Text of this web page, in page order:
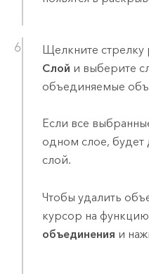
Щелкните стрелку
Слой и выберите
объединяемые
Если все
одном слое, будет
слой.
Чтобы удалить
курсор на
объединения и